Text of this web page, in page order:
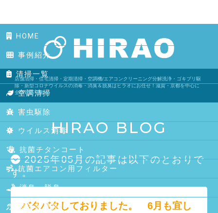
店舗清掃・住宅清掃・定期清掃・空調機/エアコンクリーニング分解洗浄・ゴキブリ駆
除・新型コロナウイルスの消毒・消臭＆脱臭はヒラオにお任せ！滋賀・京都を中心に
全国対応可能！
HOME
事例紹介
清掃一覧
空調清掃
害虫駆除
ウイルス消毒
抗菌チタンコート
抗菌エアコン用フィルター
消臭・脱臭
盗聴器発見
HIRAO BLOG
2025年05月の記事は以下のとおりで
す。
バタバタしておりました。 6月も宜し